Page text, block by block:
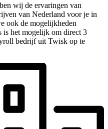
wij de ervaringen van
van Nederland voor je in
ook de mogelijkheden
het mogelijk om direct 3
bedrijf uit Twisk op te